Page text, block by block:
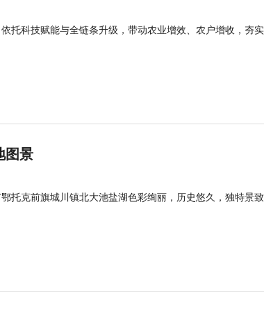
托科技赋能与全链条升级，带动农业增效、农户增收，夯
图景
托克前旗城川镇北大池盐湖色彩绚丽，历史悠久，独特景